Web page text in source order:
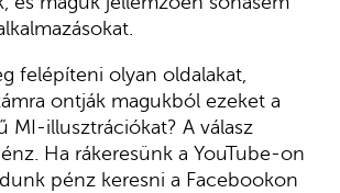
felépíteni olyan oldalakat,
ontják magukból ezeket a
MI-illusztrációkat? A válasz
Ha rákeresünk a YouTube-on
pénz keresni a Facebookon